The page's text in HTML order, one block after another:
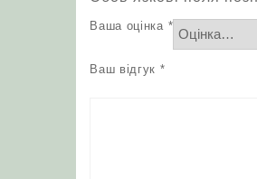
Ваша оцінка *
Ваш відгук *